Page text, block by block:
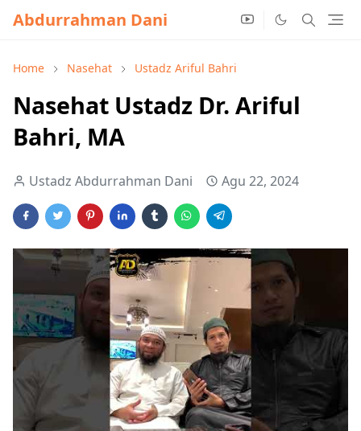
Abdurrahman Dani
Home Nasehat Ustadz Ariful Bahri
Nasehat Ustadz Dr. Ariful
Bahri, MA
Ustadz Abdurrahman Dani Agu 22, 2024